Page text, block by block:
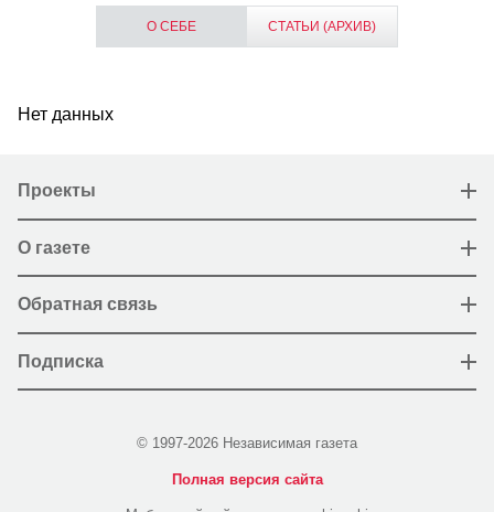
О СЕБЕ СТАТЬИ (АРХИВ)
Нет данных
Проекты
О газете
Обратная связь
Подписка
© 1997-2026 Независимая газета
Полная версия сайта